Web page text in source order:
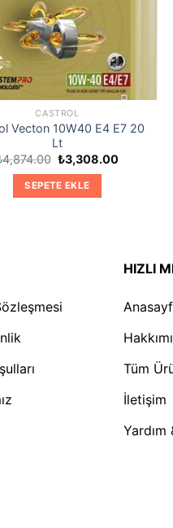
CASTROL
Vecton 10W40 E4 E7 20
Lt
4,874.00 Orijinal
fiyat:
₺4,874.00.
₺3,308.00Şu
SEPETE EKLE
HIZLI
Tüm
İletişim
Yardım